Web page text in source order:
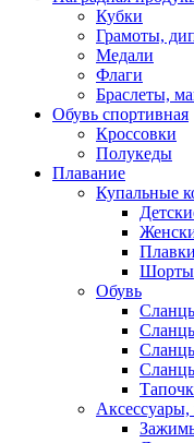
Кубки
Грамоты,
Медали
Флаги
Браслеты,
Обувь спортивная
Кроссовки
Полукеды
Плавание
Купальные
Плавки
Шорты
Обувь
Аксессуары,